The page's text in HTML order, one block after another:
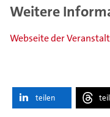
Weitere
Webseite der
teilen